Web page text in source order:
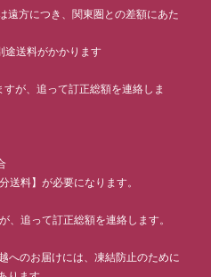
遠方につき、関東圏との差額にあた
途送料がかかります
が、追って訂正総額を連絡しま
送料】が必要になります。
、追って訂正総額を連絡します。
のお届けには、凍結防止のために